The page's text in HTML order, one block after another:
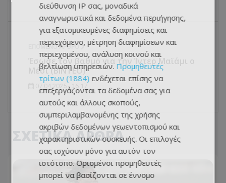
ΕΠΌΜΕΝΟ ΆΡΘΡΟ
Έσωσε τον βαθμό για την Ίντερ Μαϊάμι ο
Μέσι (ΒΙΝΤΕΟ)
07.04.2025 - 16:17
ΣΧΕΤΙΚΑ ΑΡΘΡΑ
διεύθυνση IP σας, μοναδικά
αναγνωριστικά και δεδομένα περιήγησης,
για εξατομικευμένες διαφημίσεις και
περιεχόμενο, μέτρηση διαφημίσεων και
περιεχομένου, ανάλυση κοινού και
βελτίωση υπηρεσιών. Προμηθευτές
τρίτων (1884) ενδέχεται επίσης να
επεξεργάζονται τα δεδομένα σας για
αυτούς και άλλους σκοπούς,
συμπεριλαμβανομένης της χρήσης
ακριβών δεδομένων γεωεντοπισμού και
χαρακτηριστικών συσκευής. Οι επιλογές
σας ισχύουν μόνο για αυτόν τον
ιστότοπο. Ορισμένοι προμηθευτές
μπορεί να βασίζονται σε έννομο